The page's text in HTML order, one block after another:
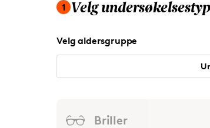
1 Velg
Velg aldersgruppe
Briller